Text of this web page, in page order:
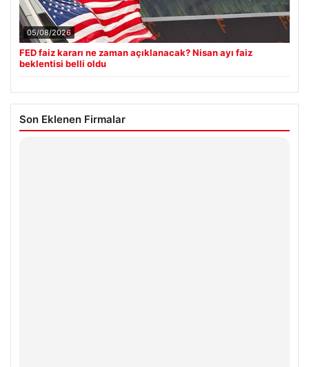
05/08/2026
FED faiz kararı ne zaman açıklanacak? Nisan ayı faiz
beklentisi belli oldu
Son Eklenen Firmalar